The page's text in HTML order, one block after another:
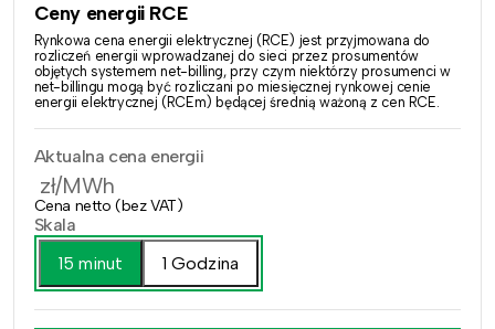
Ceny energii RCE
Rynkowa cena energii elektrycznej (RCE) jest przyjmowana do
rozliczeń energii wprowadzanej do sieci przez prosumentów
objętych systemem net-billing, przy czym niektórzy prosumenci w
net-billingu mogą być rozliczani po miesięcznej rynkowej cenie
energii elektrycznej (RCEm) będącej średnią ważoną z cen RCE.
Aktualna cena energii
zł/MWh
Cena netto (bez VAT)
Skala
15 minut
1 Godzina